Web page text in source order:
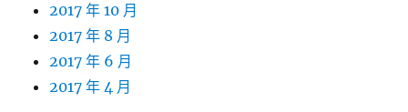
2017 年 10 月
2017 年 8 月
2017 年 6 月
2017 年 4 月